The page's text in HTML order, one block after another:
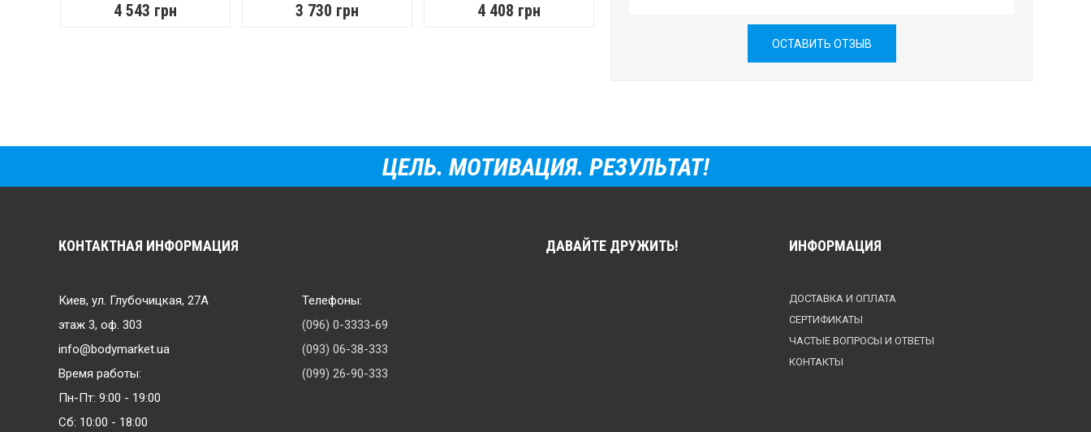
4 543 грн 3 730 грн 4 408 грн
ОСТАВИТЬ ОТЗЫВ
ЦЕЛЬ. МОТИВАЦИЯ. РЕЗУЛЬТАТ!
КОНТАКТНАЯ ИНФОРМАЦИЯ
Киев, ул. Глубочицкая, 27А
этаж 3, оф. 303
info@bodymarket.ua
Время работы:
Пн-Пт: 9:00 - 19:00
Сб: 10:00 - 18:00
Телефоны:
(096) 0-3333-69
(093) 06-38-333
(099) 26-90-333
ДАВАЙТЕ ДРУЖИТЬ! ИНФОРМАЦИЯ
ДОСТАВКА И ОПЛАТА
СЕРТИФИКАТЫ
ЧАСТЫЕ ВОПРОСЫ И ОТВЕТЫ
КОНТАКТЫ